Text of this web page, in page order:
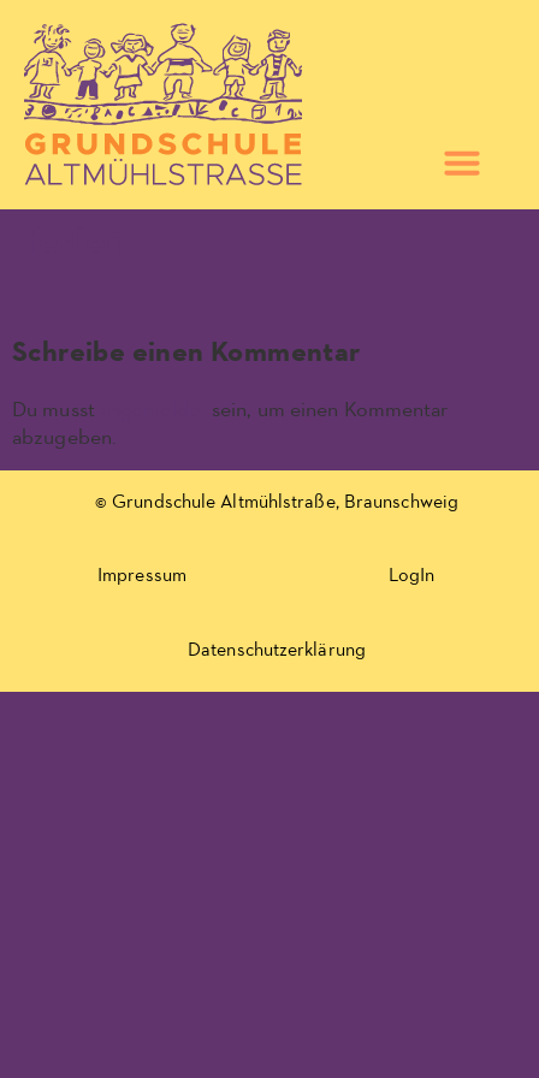
Schreibe einen Kommentar
Du musst
sein, um einen Kommentar
abzugeben.
© Grundschule Altmühlstraße, Braunschweig
Impressum LogIn
Datenschutzerklärung